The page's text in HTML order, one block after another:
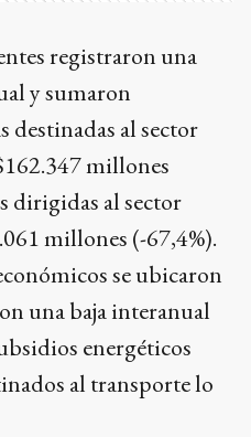
registraron una
y sumaron
destinadas al sector
millones
dirigidas al sector
millones (-67,4%).
se ubicaron
una baja interanual
energéticos
al transporte lo